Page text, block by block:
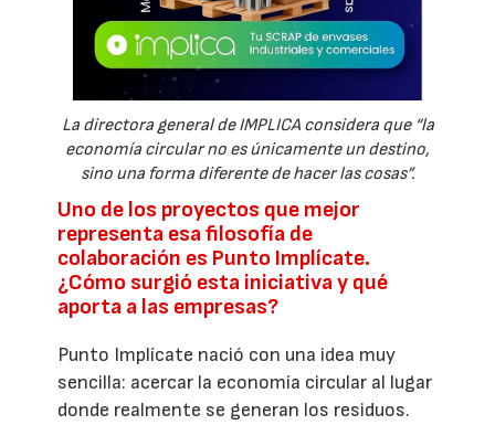
La directora general de IMPLICA considera que “la
economía circular no es únicamente un destino,
sino una forma diferente de hacer las cosas”.
Uno de los proyectos que mejor
representa esa filosofía de
colaboración es Punto Implícate.
¿Cómo surgió esta iniciativa y qué
aporta a las empresas?
Punto Implícate nació con una idea muy
sencilla: acercar la economía circular al lugar
donde realmente se generan los residuos.